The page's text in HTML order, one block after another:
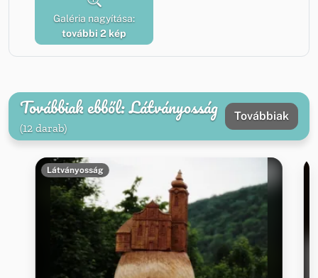
Galéria nagyítása:
további 2 kép
Továbbiak ebből: Látványosság
(12 darab)
Továbbiak
Látványosság